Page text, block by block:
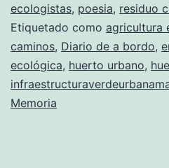
ecologistas, poesia, residuo
Etiquetado como agricultura
caminos, Diario de a bordo,
ecológica, huerto urbano,
Memoria